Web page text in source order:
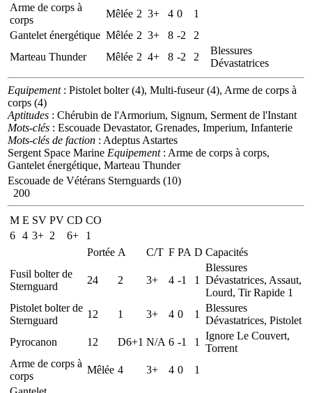
Arme de corps à
corps
Mêlée 2 3+ 4 0
1
Gantelet énergétique Mêlée 2 3+ 8 -2
2
Marteau Thunder
Mêlée 2 4+ 8 -2 2
Blessures
Dévastatrices
Equipement: Pistolet bolter (4), Multi-fuseur (4), Arme de corps à
corps (4)
Aptitudes : Chérubin de l'Armorium, Signum, Serment de l'Instant
Mots-clés : Escouade Devastator, Grenades, Imperium, Infanterie
Mots-clés de faction : Adeptus Astartes
Sergent Space Marine Equipement: Arme de corps à corps,
Gantelet énergétique, Marteau Thunder
Escouade de Vétérans Sternguards (10)
200
M E SV PV CD CO
6 4 3+ 2 6+
1
Portée A C/T F PA D Capacités
Fusil bolter de
Sternguard
24 2 3+ 4 -1 1
Blessures
Dévastatrices, Assaut,
Lourd, Tir Rapide 1
Pistolet bolter de
Sternguard
12 1 3+ 4 0 1
Blessures
Dévastatrices, Pistolet
Pyrocanon
12 D6+1 N/A 6 -1 1
Ignore Le Couvert,
Torrent
Arme de corps à
corps
Mêlée 4 3+ 4 0
1